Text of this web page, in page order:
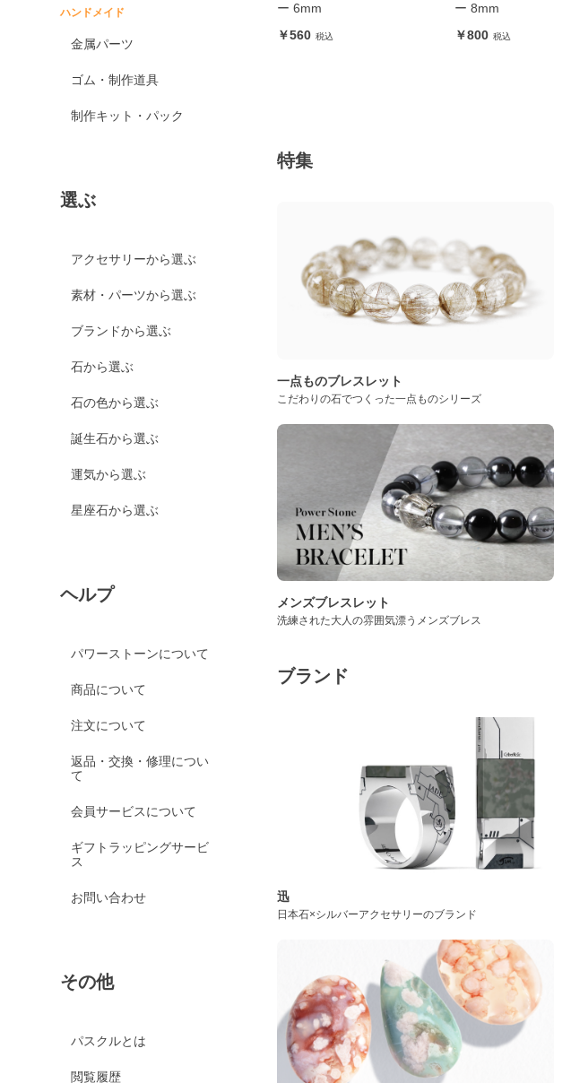
ハンドメイド
金属パーツ
ゴム・制作道具
制作キット・パック
選ぶ
アクセサリーから選ぶ
素材・パーツから選ぶ
ブランドから選ぶ
石から選ぶ
石の色から選ぶ
誕生石から選ぶ
運気から選ぶ
星座石から選ぶ
ヘルプ
パワーストーンについて
商品について
注文について
返品・交換・修理につい
て
会員サービスについて
ギフトラッピングサービ
ス
お問い合わせ
その他
パスクルとは
閲覧履歴
ー 6mm
560
ー 8mm
800
特集
一点ものブレスレット
こだわりの石でつくった一点ものシリーズ
メンズブレスレット
洗練された大人の雰囲気漂うメンズブレス
ブランド
迅
日本石×シルバーアクセサリーのブランド